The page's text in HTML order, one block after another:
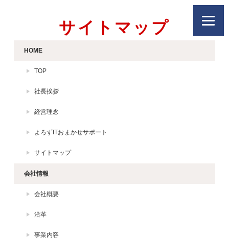
サイトマップ
HOME
TOP
社長挨拶
経営理念
よろずITおまかせサポート
サイトマップ
会社情報
会社概要
沿革
事業内容